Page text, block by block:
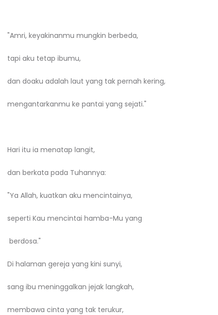
"Amri, keyakinanmu mungkin berbeda,
tapi aku tetap ibumu,
dan doaku adalah laut yang tak pernah kering,
mengantarkanmu ke pantai yang sejati."
Hari itu ia menatap langit,
dan berkata pada Tuhannya:
"Ya Allah, kuatkan aku mencintainya,
seperti Kau mencintai hamba-Mu yang
berdosa."
Di halaman gereja yang kini sunyi,
sang ibu meninggalkan jejak langkah,
membawa cinta yang tak terukur,